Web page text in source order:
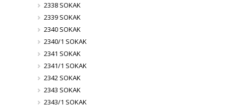
2338 SOKAK
2339 SOKAK
2340 SOKAK
2340/1 SOKAK
2341 SOKAK
2341/1 SOKAK
2342 SOKAK
2343 SOKAK
2343/1 SOKAK